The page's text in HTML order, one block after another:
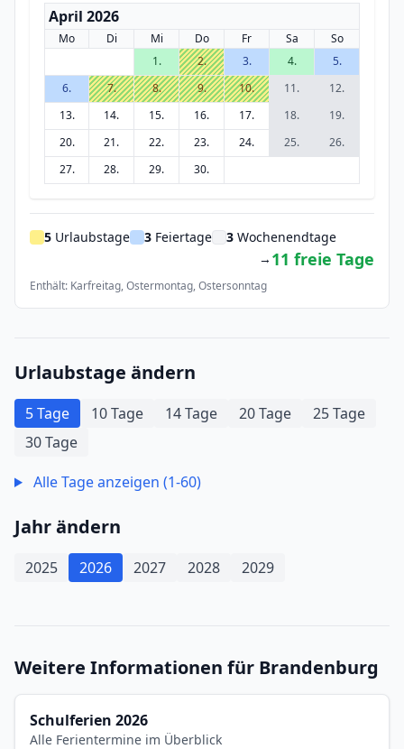
April 2026
Mo Di Mi Do Fr Sa
So
1.
2. 3. 4.
5.
6.
7. 8. 9. 10. 11.
12.
13.
14. 15. 16. 17. 18.
19.
20.
21. 22. 23. 24. 25.
26.
27.
28. 29. 30.
5 Urlaubstage 3 Feiertage 3 Wochenendtage
→ 11 freie Tage
Enthält: Karfreitag, Ostermontag, Ostersonntag
Urlaubstage ändern
5 Tage 10 Tage 14 Tage 20 Tage
25 Tage
30 Tage
Alle Tage anzeigen (1-60)
Jahr ändern
2025 2026 2027 2028 2029
Weitere Informationen für Brandenburg
Schulferien 2026
Alle Ferientermine im Überblick